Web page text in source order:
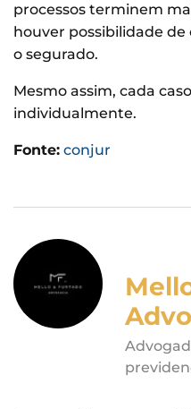
processos terminem
houver possibilidade de
o segurado.
Mesmo assim, cada
individualmente.
Fonte: conjur